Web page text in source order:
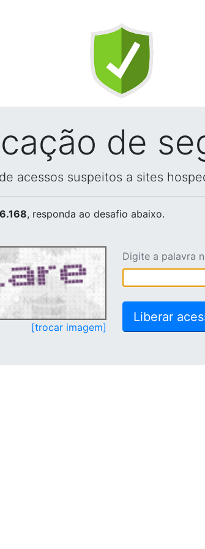
de
acessos suspeitos a sites
, responda ao desafio abaixo.
[trocar imagem]
Digite a palavra